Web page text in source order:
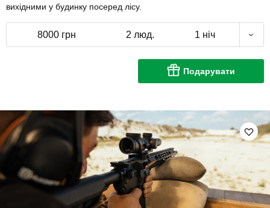
вихідними у будинку посеред лісу.
8000 грн 2 люд. 1 ніч
Подарувати